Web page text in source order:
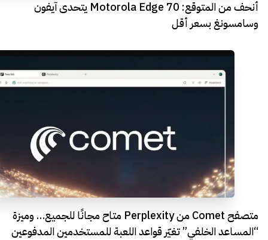
أنحف من المتوقع: Motorola Edge 70 يتحدى آيفون
وسامسونغ بسعر أقل
متصفح Comet من Perplexity متاح مجانًا للجميع… وميزة
“المساعد الخلفي” تغيّر قواعد اللعبة للمستخدمين المدفوعين